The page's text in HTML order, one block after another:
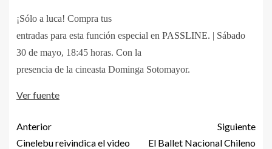
¡Sólo a luca! Compra tus
entradas para esta función especial en PASSLINE. | Sábado
30 de mayo, 18:45 horas. Con la
presencia de la cineasta Dominga Sotomayor.
Ver fuente
Anterior
Cinelebu reivindica el video
Siguiente
El Ballet Nacional Chileno